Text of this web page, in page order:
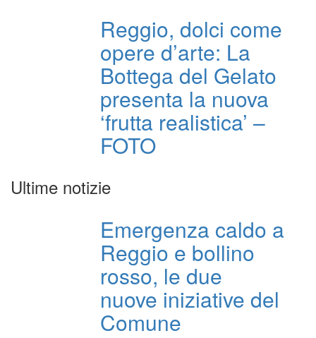
Reggio, dolci come
opere d’arte: La
Bottega del Gelato
presenta la nuova
‘frutta realistica’ –
FOTO
Ultime notizie
Emergenza caldo a
Reggio e bollino
rosso, le due
nuove iniziative del
Comune